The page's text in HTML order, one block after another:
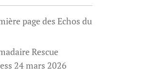
page des Echos du
Rescue
24 mars 2026